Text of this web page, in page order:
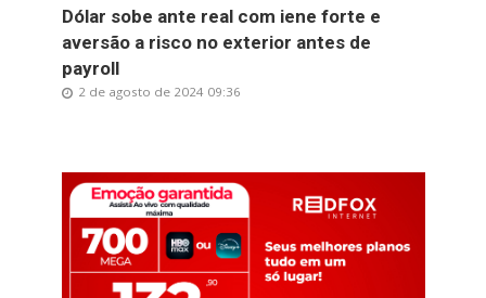
Dólar sobe ante real com iene forte e
aversão a risco no exterior antes de
payroll
2 de agosto de 2024 09:36